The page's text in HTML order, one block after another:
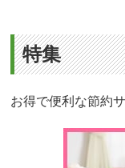
特集
お得で便利な節約